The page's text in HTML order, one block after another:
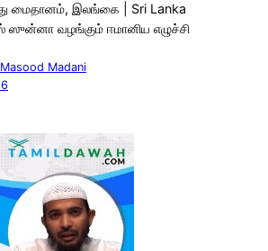
மைதானம், இலங்கை | Sri Lanka
ஸுன்னா வழங்கும் ஈமானிய எழுச்சி
Madani